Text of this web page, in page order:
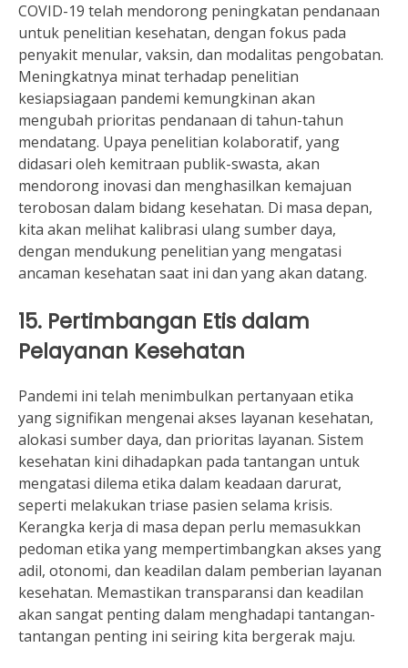
COVID-19 telah mendorong peningkatan pendanaan
untuk penelitian kesehatan, dengan fokus pada
penyakit menular, vaksin, dan modalitas pengobatan.
Meningkatnya minat terhadap penelitian
kesiapsiagaan pandemi kemungkinan akan
mengubah prioritas pendanaan di tahun-tahun
mendatang. Upaya penelitian kolaboratif, yang
didasari oleh kemitraan publik-swasta, akan
mendorong inovasi dan menghasilkan kemajuan
terobosan dalam bidang kesehatan. Di masa depan,
kita akan melihat kalibrasi ulang sumber daya,
dengan mendukung penelitian yang mengatasi
ancaman kesehatan saat ini dan yang akan datang.
15. Pertimbangan Etis dalam
Pelayanan Kesehatan
Pandemi ini telah menimbulkan pertanyaan etika
yang signifikan mengenai akses layanan kesehatan,
alokasi sumber daya, dan prioritas layanan. Sistem
kesehatan kini dihadapkan pada tantangan untuk
mengatasi dilema etika dalam keadaan darurat,
seperti melakukan triase pasien selama krisis.
Kerangka kerja di masa depan perlu memasukkan
pedoman etika yang mempertimbangkan akses yang
adil, otonomi, dan keadilan dalam pemberian layanan
kesehatan. Memastikan transparansi dan keadilan
akan sangat penting dalam menghadapi tantangan-
tantangan penting ini seiring kita bergerak maju.